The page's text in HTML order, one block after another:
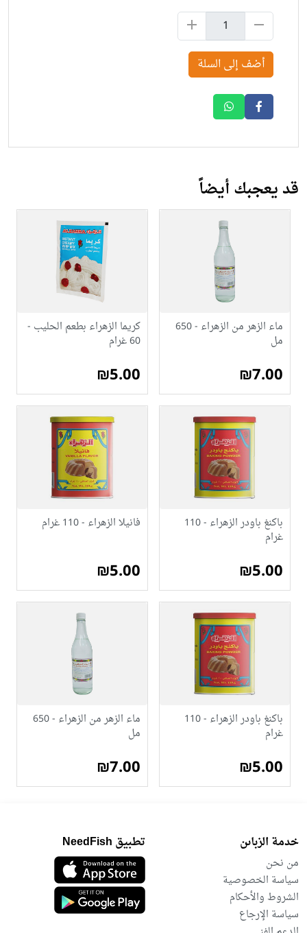
أضف إلى السلة
قد يعجبك أيضاً
ماء الزهر من الزهراء - 650
مل
₪7.00
كريما الزهراء بطعم الحليب -
60 غرام
₪5.00
باكنغ باودر الزهراء - 110
غرام
₪5.00
فانيلا الزهراء - 110 غرام
₪5.00
باكنغ باودر الزهراء - 110
غرام
₪5.00
ماء الزهر من الزهراء - 650
مل
₪7.00
خدمة الزباىن
من نحن
سياسة الخصوصية
الشروط والأحكام
سياسة الإرجاع
تطبيق NeedFish